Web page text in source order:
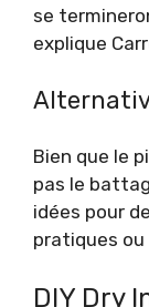
se
explique
Bien que le
pas le
idées pour
pratiques ou
DIY Dry